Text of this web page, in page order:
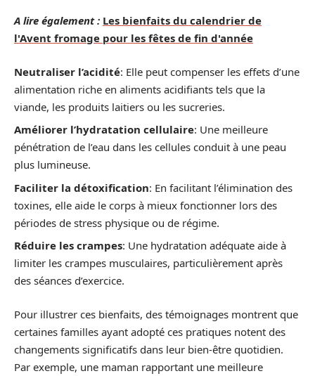
A lire également : Les bienfaits du calendrier de
l'Avent fromage pour les fêtes de fin d'année
Neutraliser l’acidité: Elle peut compenser les effets d’une
alimentation riche en aliments acidifiants tels que la
viande, les produits laitiers ou les sucreries.
Améliorer l’hydratation cellulaire: Une meilleure
pénétration de l’eau dans les cellules conduit à une peau
plus lumineuse.
Faciliter la détoxification: En facilitant l’élimination des
toxines, elle aide le corps à mieux fonctionner lors des
périodes de stress physique ou de régime.
Réduire les crampes: Une hydratation adéquate aide à
limiter les crampes musculaires, particulièrement après
des séances d’exercice.
Pour illustrer ces bienfaits, des témoignages montrent que
certaines familles ayant adopté ces pratiques notent des
changements significatifs dans leur bien-être quotidien.
Par exemple, une maman rapportant une meilleure